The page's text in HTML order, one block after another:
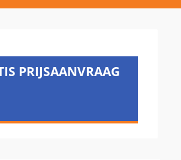
PRIJSAANVRAAG